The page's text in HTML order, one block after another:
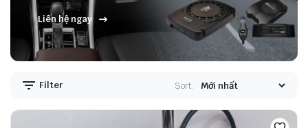
Liên hệ ngay
Filter Sort: